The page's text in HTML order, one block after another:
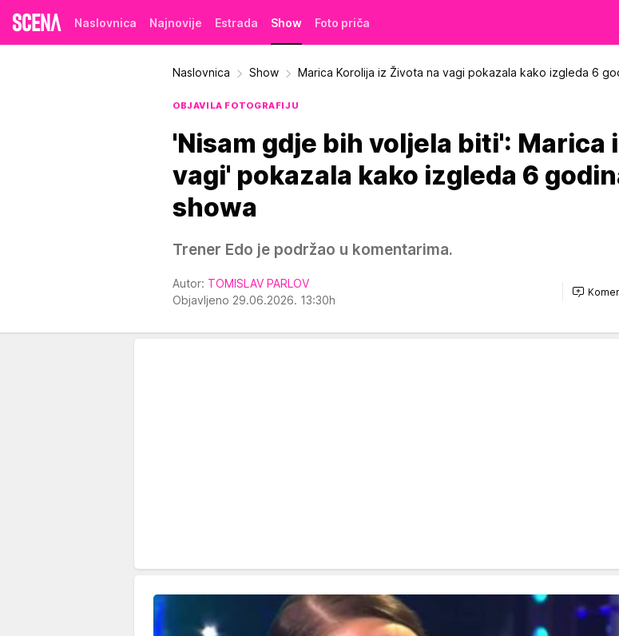
Naslovnica Najnovije Estrada Show Foto priča
Naslovnica Show Marica Korolija iz Života na vagi pokazala kako izgleda 6
OBJAVILA FOTOGRAFIJU
'Nisam gdje bih voljela biti': Marica
vagi' pokazala kako izgleda 6
showa
Trener Edo je podržao u komentarima.
Autor: TOMISLAV PARLOV
Objavljeno 29.06.2026. 13:30h